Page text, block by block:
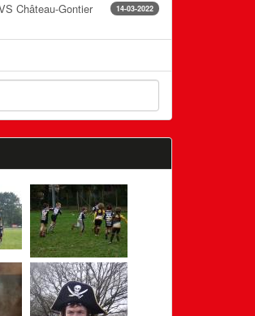
14-03-2022
Château-Gontier